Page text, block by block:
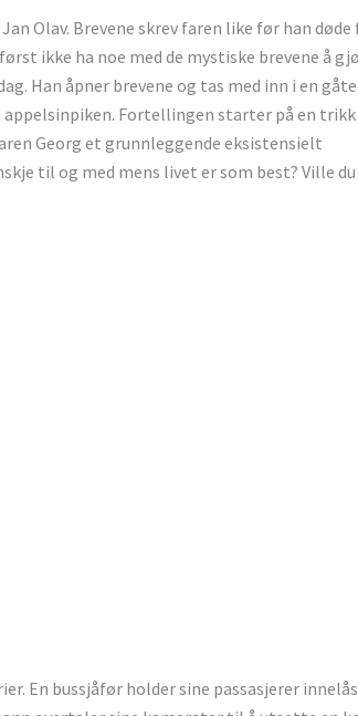
Olav. Brevene skrev faren like før han døde
ikke ha noe med de mystiske brevene å
Han åpner brevene og tas med inn i en
Fortellingen starter på en trikk
Georg et grunnleggende eksistensielt
til og med mens livet er som best? Ville
En bussjåfør holder sine passasjerer